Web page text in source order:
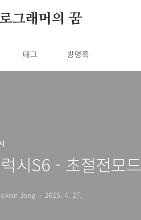
그래머의 꿈
태그 방명록
시S6 - 초절전모드
Jang 2015. 4. 27.